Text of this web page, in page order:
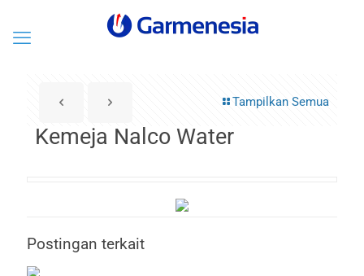
Tampilkan Semua
Kemeja Nalco Water
Postingan terkait